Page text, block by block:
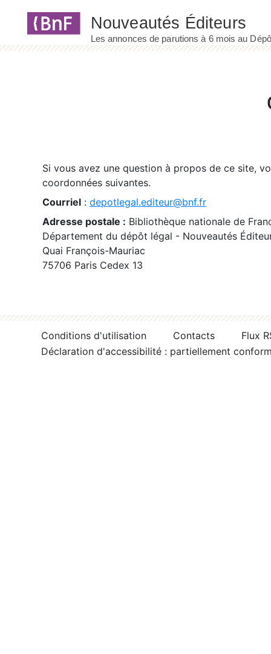
Si vous avez une question à propos de ce site,
coordonnées suivantes.
Courriel : depotlegal.editeur@bnf.fr
Adresse postale : Bibliothèque nationale de
Département du dépôt légal - Nouveautés
Quai François-Mauriac
75706 Paris Cedex 13
Conditions d'utilisation Contacts
Flux
Déclaration d'accessibilité : partiellement